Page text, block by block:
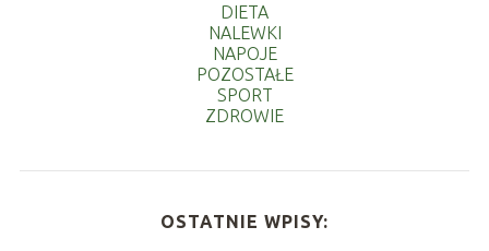
DIETA
NALEWKI
NAPOJE
POZOSTAŁE
SPORT
ZDROWIE
OSTATNIE WPISY: